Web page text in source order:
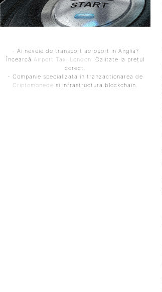
- Ai nevoie de transport aeroport in Anglia?
ÎncearcăAirport Taxi London . Calitate la prețul
corect.
- Companie specializata in tranzactionarea de
Criptomonede si infrastructura blockchain.